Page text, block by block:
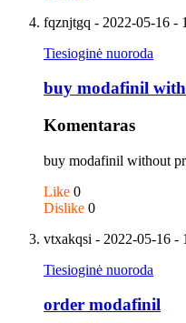
fqznjtgq - 2022-05-16 -
Tiesioginė nuoroda
buy modafinil
Komentaras
buy modafinil without
Like 0
Dislike 0
vtxakqsi - 2022-05-16 -
Tiesioginė nuoroda
order modafinil